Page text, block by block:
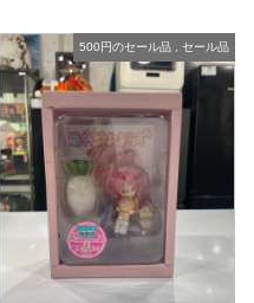
500円のセール品 セール品